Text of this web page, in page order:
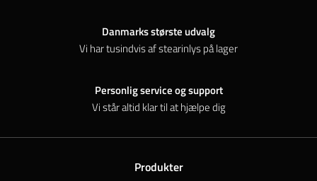
Danmarks største udvalg
Vi har tusindvis af stearinlys på lager
Personlig service og support
Vi står altid klar til at hjælpe dig
Produkter